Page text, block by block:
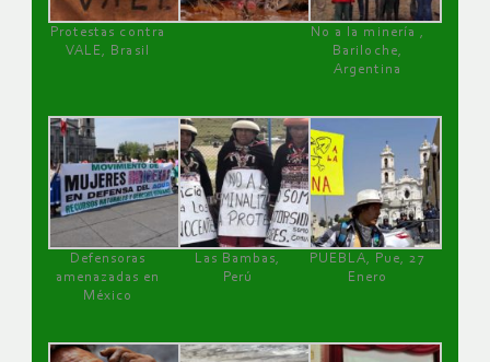
Protestas contra
VALE, Brasil
No a la minería ,
Bariloche,
Argentina
Defensoras
amenazadas en
México
Las Bambas,
Perú
PUEBLA, Pue, 27
Enero